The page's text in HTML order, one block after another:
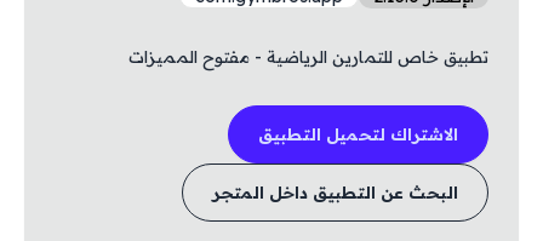
تطبيق خاص للتمارين الرياضية - مفتوح المميزات
الاشتراك لتحميل التطبيق
البحث عن التطبيق داخل المتجر